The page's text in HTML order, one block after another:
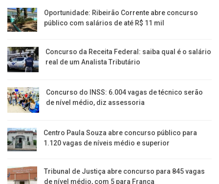
Oportunidade: Ribeirão Corrente abre concurso
público com salários de até R$ 11 mil
Concurso da Receita Federal: saiba qual é o salário
real de um Analista Tributário
Concurso do INSS: 6.004 vagas de técnico serão
de nível médio, diz assessoria
Centro Paula Souza abre concurso público para
1.120 vagas de níveis médio e superior
Tribunal de Justiça abre concurso para 845 vagas
de nível médio, com 5 para Franca